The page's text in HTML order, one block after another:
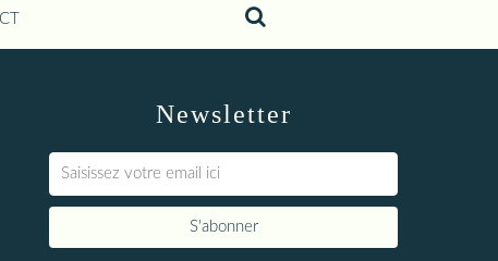
Newsletter